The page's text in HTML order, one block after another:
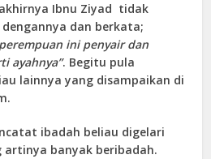
Ibnu Ziyad tidak
dan berkata;
ini penyair dan
ayahnya”. Begitu pula
lainnya yang disampaikan di
ibadah beliau digelari
artinya banyak beribadah.